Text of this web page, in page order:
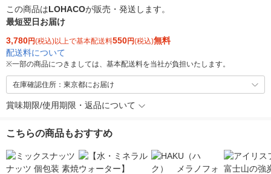
この商品はLOHACOが販売・発送します。
最短翌日お届け
3,780円(税込)以上で基本配送料550円(税込)無料
配送料について
※一部の商品につきましては、基本配送料を当社が負担いたします。
在庫確認住所：東京都にお届け
賞味期限/使用期限・返品について
こちらの商品もおすすめ